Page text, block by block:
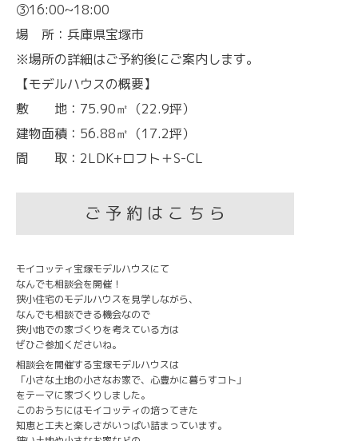
③16:00~18:00
場 所：兵庫県宝塚市
※場所の詳細はご予約後にご案内します。
【モデルハウスの概要】
敷 地：75.90㎡（22.9坪）
建物面積：56.88㎡（17.2坪）
間 取：2LDK+ロフト＋S-CL
ご 予 約 は こ ち ら
モイコッティ宝塚モデルハウスにて
なんでも相談会を開催！
狭小住宅のモデルハウスを見学しながら、
なんでも相談できる機会なので
狭小地での家づくりを考えている方は
ぜひご参加くださいね。
相談会を開催する宝塚モデルハウスは
「小さな土地の小さなお家で、心豊かに暮らすコト」
をテーマに家づくりしました。
このおうちにはモイコッティの培ってきた
知恵と工夫と楽しさがいっぱい詰まっています。